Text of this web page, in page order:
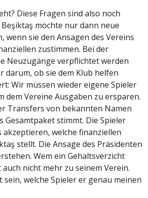
Diese Fragen sind also noch
möchte nur dann neue
wenn sie den Ansagen des Vereins
zustimmen. Bei der
Neuzugänge verpflichtet werden
darum, ob sie dem Klub helfen
Wir müssen wieder eigene Spieler
dem Vereine Ausgaben zu ersparen.
Transfers von bekannten Namen
Gesamtpaket stimmt. Die Spieler
welche finanziellen
stellt. Die Ansage des Präsidenten
Wem ein Gehaltsverzicht
nicht mehr zu seinem Verein.
welche Spieler er genau meinen